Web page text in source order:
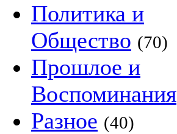
Политика и
Общество (70)
Прошлое и
Воспоминания
Разное (40)